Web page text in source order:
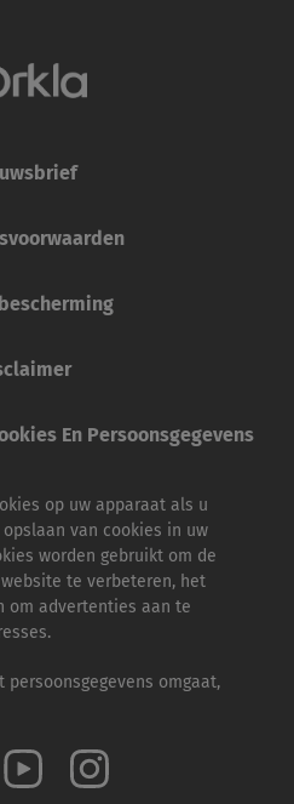
En Persoonsgegevens
op uw apparaat als u
van cookies in uw
worden gebruikt om de
te verbeteren, het
om advertenties aan te
omgaat,